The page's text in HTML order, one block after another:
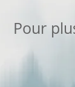
Pour